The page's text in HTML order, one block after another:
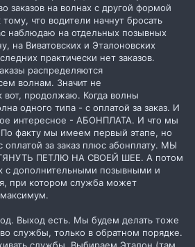
заказов на волнах с другой формой
что водители начнут бросать
наблюдаю на отдельных позывных
на Виватовских и Эталоновских
практически нет заказов.
распределяются
волнам. Значит не
вот, продолжаю. Когда волны
одного типа - с оплатой за заказ. И
интересное - АБОНПЛАТА. И что мы
факту мы имеем первый этапе, но
оплатой за заказ плюс абонплату. МЫ
ПЕТЛЮ НА СВОЕЙ ШЕЕ. А потом
с дополнительными позывными и
при котором служба может
Выход есть. Мы будем делать тоже
службы, только в обратном порядке.